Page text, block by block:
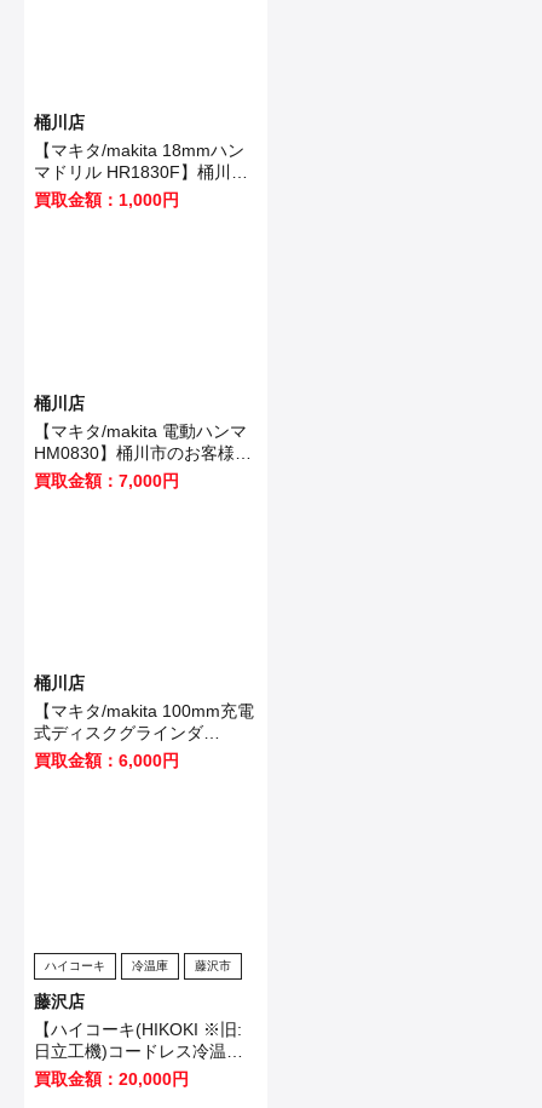
桶川店
【マキタ/makita 18mmハン
マドリル HR1830F】桶川市
のお客様から買取いたしまし
買取金額：1,000円
桶川店
【マキタ/makita 電動ハンマ
HM0830】桶川市のお客様か
ら買取いたしました！
買取金額：7,000円
桶川店
【マキタ/makita 100mm充電
式ディスクグラインダ
GA403DRGN】桶川市のお客
様から買取いたしました！
買取金額：6,000円
ハイコーキ 冷温庫 藤沢市
藤沢店
【ハイコーキ(HIKOKI ※旧:
日立工機)コードレス冷温庫
UL18DB(NMG)】藤沢市のお
客様から買取させていただき
買取金額：20,000円